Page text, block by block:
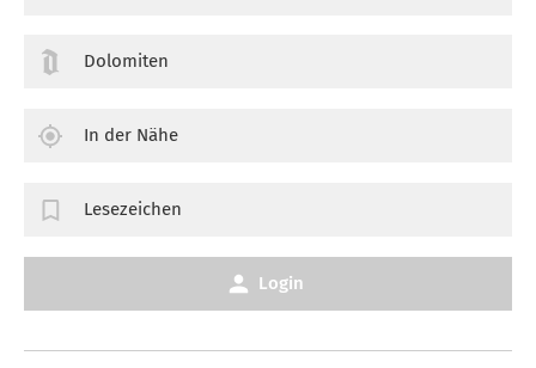
Dolomiten
In der Nähe
Lesezeichen
Login